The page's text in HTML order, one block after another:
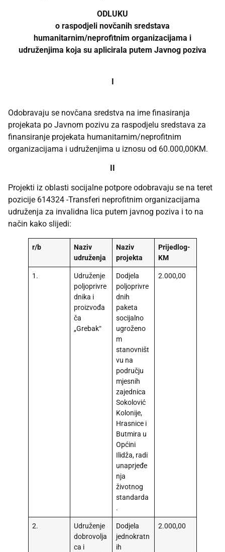
ODLUKU
o raspodjeli novčanih sredstava
humanitarnim/neprofitnim organizacijama i
udruženjima koja su aplicirala putem Javnog poziva
I
Odobravaju se novčana sredstva na ime finasiranja
projekata po Javnom pozivu za raspodjelu sredstava za
finansiranje projekata humanitarnim/neprofitnim
organizacijama i udruženjima u iznosu od 60.000,00KM.
Projekti iz oblasti socijalne potpore odobravaju se na teret
pozicije 614324 -Transferi neprofitnim organizacijama
udruženja za invalidna lica putem javnog poziva i to na
način kako slijedi:
r/b
Naziv
udruženja
Naziv
projekta
Prijedlog-
KM
1.
Udruženje
poljoprivre
dnika i
proizvođa
ča
„Grebak“
Dodjela
poljoprivre
dnih
paketa
socijalno
ugroženo
m
stanovništ
vu na
području
mjesnih
zajednica
Sokolović
Kolonije,
Hrasnice i
Butmira u
Općini
Ilidža, radi
unaprjeđe
nja
životnog
standarda
.
2.000,00
2.
Udruženje
dobrovolja
ca i
Dodjela
jednokratn
ih
2.000,00